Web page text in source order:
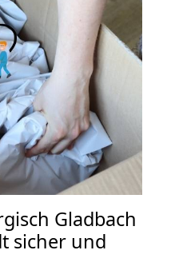
Gladbach
sicher und